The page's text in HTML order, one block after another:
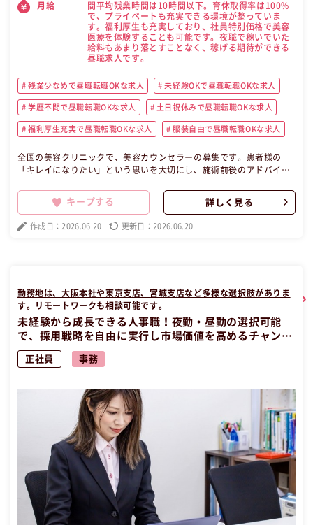
月給
間平均残業時間は10時間以下。育休取得率は100%
で、プライベートも充実できる環境が整っていま
す。福利厚生も充実しており、社員特別価格で美容
医療を体験することも可能です。夜職で稼いでいた
給料もあまり落とすことなく、稼げる期待ができる
昼職求人です。
残業少なめで昼職転職OKな求人 未経験OKで昼職転職OKな求人
学歴不問で昼職転職OKな求人 土日祝休みで昼職転職OKな求人
福利厚生充実で昼職転職OKな求人 服装自由で昼職転職OKな求人
全国の美容クリニックで、美容カウンセラーの募集です。患者様の
「キレイになりたい」という思いを大切にし、施術前後のアドバイス
様に支持されています。充実した研修制度とキャリアパスがあり、プ
ライベートも大切にできる環境です。残業は少なく、若手スタッフが
活躍する明るい職場です。元夜職の方で美容業界での成長を目指す方
に最適な昼職求人です。 この昼職求人は東京都千代田区正社員営業の
キープする 詳しく見る
作成日：2026.06.20 更新日：2026.06.20
勤務地は、大阪本社や東京支店、宮城支店など多様な選択肢がありま
す。リモートワークも相談可能です。
未経験から成長できる人事職！夜勤・昼勤の選択可能
で、採用戦略を自由に実行し市場価値を高めるチャン
ス。
正社員 事務